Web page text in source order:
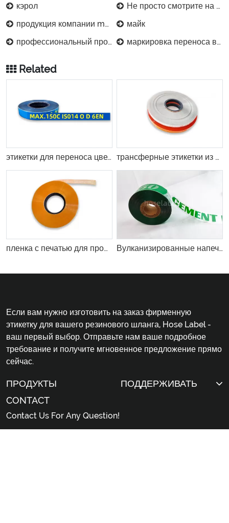
кэрол
Не просто смотрите на предложение при выборе пленки для печати на промышленных шлангах.
продукция компании manuli hydraulic equipment (suzhou) co., ltd.
майк
профессиональный производитель печатных этикеток для вулканизации резиновых шин на заказ
маркировка переноса вулканизации-gates hydraulic technology (changzhou) co., ltd.
Related
этикетки для переноса цветных вулканизированных полосок трансферные этикетки из прозрачных вулканизированных полосок
пленка с печатью для промышленных шлангов Вулканизированные напечатанные резиновые шланги
Если вам нужно изготовить на заказ фирменную
этикетку для вашего резинового шланга, Hose Label -
ваш первый выбор. Отправьте нам ваше подробное
требование и получите мгновенное предложение прямо
сейчас.
ПРОДУКТЫ
ПОДДЕРЖИВАТЬ
CONTACT
Contact Us For Any Question!